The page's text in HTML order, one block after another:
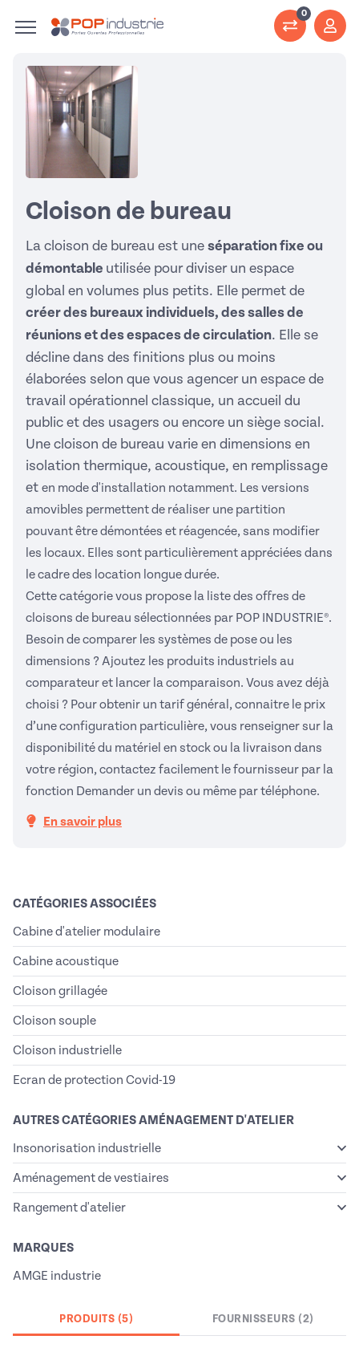
0
Cloison de bureau
La cloison de bureau est une séparation fixe ou
démontable utilisée pour diviser un espace
global en volumes plus petits. Elle permet de
créer des bureaux individuels, des salles de
réunions et des espaces de circulation. Elle se
décline dans des finitions plus ou moins
élaborées selon que vous agencer un espace de
travail opérationnel classique, un accueil du
public et des usagers ou encore un siège social.
Une cloison de bureau varie en dimensions en
isolation thermique, acoustique, en remplissage
et en mode d'installation notamment. Les versions
amovibles permettent de réaliser une partition
pouvant être démontées et réagencée, sans modifier
les locaux. Elles sont particulièrement appréciées dans
le cadre des location longue durée.
Cette catégorie vous propose la liste des offres de
cloisons de bureau sélectionnées par POP INDUSTRIE®.
Besoin de comparer les systèmes de pose ou les
dimensions ? Ajoutez les produits industriels au
comparateur et lancer la comparaison. Vous avez déjà
choisi ? Pour obtenir un tarif général, connaitre le prix
d’une configuration particulière, vous renseigner sur la
disponibilité du matériel en stock ou la livraison dans
votre région, contactez facilement le fournisseur par la
fonction Demander un devis ou même par téléphone.
En savoir plus
CATÉGORIES ASSOCIÉES
Cabine d'atelier modulaire
Cabine acoustique
Cloison grillagée
Cloison souple
Cloison industrielle
Ecran de protection Covid-19
AUTRES CATÉGORIES AMÉNAGEMENT D'ATELIER
Insonorisation industrielle
Aménagement de vestiaires
Rangement d'atelier
MARQUES
AMGE industrie
PRODUITS (5) FOURNISSEURS (2)